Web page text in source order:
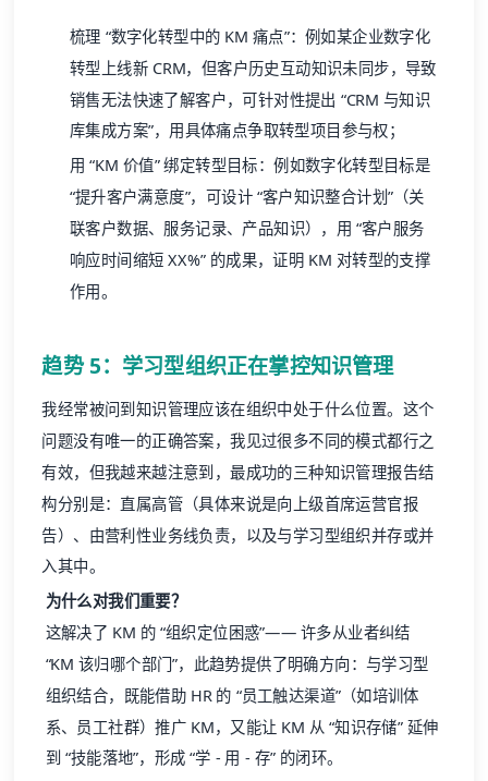
梳理 “数字化转型中的 KM 痛点”：例如某企业数字化
转型上线新 CRM，但客户历史互动知识未同步，导致
销售无法快速了解客户，可针对性提出 “CRM 与知识
库集成方案”，用具体痛点争取转型项目参与权；
用 “KM 价值” 绑定转型目标：例如数字化转型目标是
“提升客户满意度”，可设计 “客户知识整合计划”（关
联客户数据、服务记录、产品知识），用 “客户服务
响应时间缩短 XX%” 的成果，证明 KM 对转型的支撑
作用。
趋势 5：学习型组织正在掌控知识管理
我经常被问到知识管理应该在组织中处于什么位置。这个
问题没有唯一的正确答案，我见过很多不同的模式都行之
有效，但我越来越注意到，最成功的三种知识管理报告结
构分别是：直属高管（具体来说是向上级首席运营官报
告）、由营利性业务线负责，以及与学习型组织并存或并
入其中。
为什么对我们重要？
这解决了 KM 的 “组织定位困惑”—— 许多从业者纠结
“KM 该归哪个部门”，此趋势提供了明确方向：与学习型
组织结合，既能借助 HR 的 “员工触达渠道”（如培训体
系、员工社群）推广 KM，又能让 KM 从 “知识存储” 延伸
到 “技能落地”，形成 “学 - 用 - 存” 的闭环。